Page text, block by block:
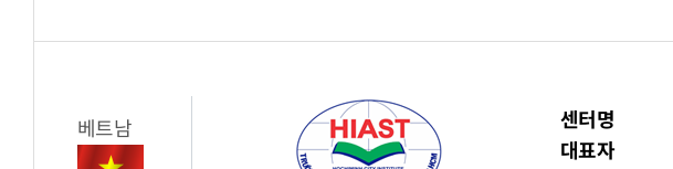
베트남 센터명
대표자